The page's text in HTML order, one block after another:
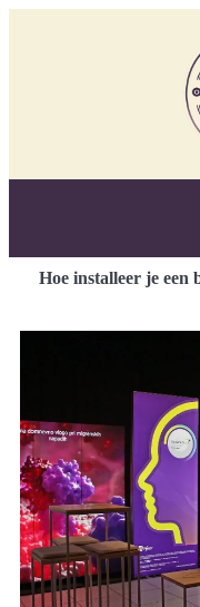
Hoe installeer je een